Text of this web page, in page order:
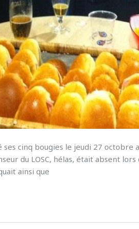
ses cinq bougies le jeudi 27
du LOSC, hélas, était absent
ainsi que